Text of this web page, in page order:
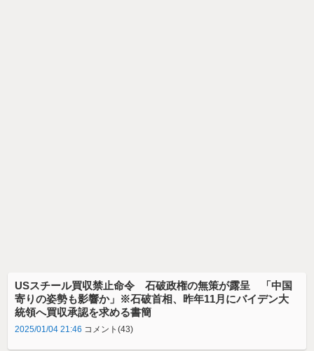
USスチール買収禁止命令 石破政権の無策が露呈 「中国
寄りの姿勢も影響か」※石破首相、昨年11月にバイデン大
統領へ買収承認を求める書簡
2025/01/04 21:46 コメント(43)